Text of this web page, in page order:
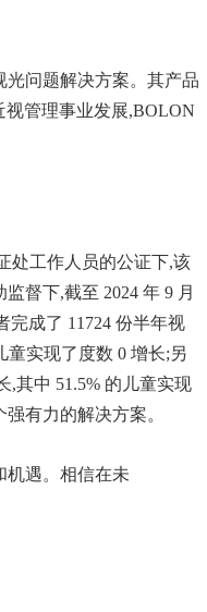
问题解决方案。其产品
管理事业发展,BOLON
处工作人员的公证下,该
督下,截至 2024 年 9 月
完成了 11724 份半年视
童实现了度数 0 增长;另
,其中 51.5% 的儿童实现
有力的解决方案。
机遇。相信在未